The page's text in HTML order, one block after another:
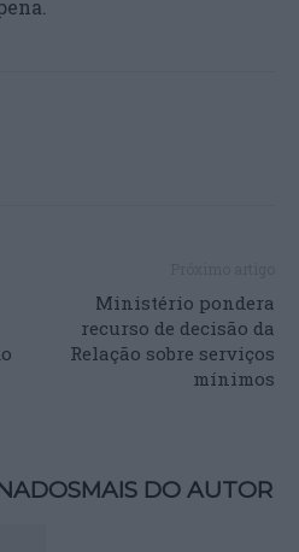
Ministério pondera
recurso de decisão da
Relação sobre serviços
mínimos
MAIS DO AUTOR